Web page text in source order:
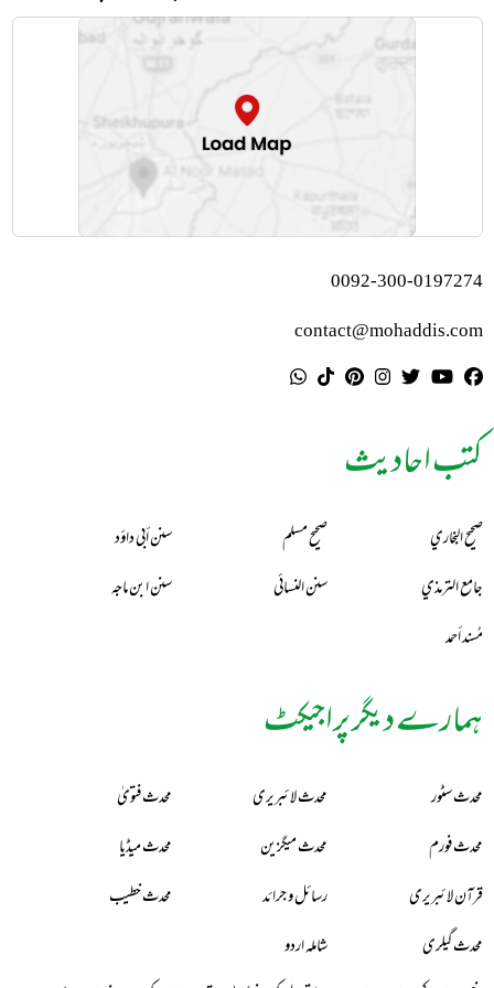
0092-300-0197274
contact@mohaddis.com
کتب احادیث
صحيح البخاري صحيح مسلم
سنن أبي داؤد
جامع الترمذي
سنن النسائي
سنن ابن ماجه
مُسند أحمد
ہمارے دیگر پراجیکٹ
محدث سٹور محدث لائبریری
محدث فتویٰ
محدث فورم
محدث میگزین
محدث میڈیا
قرآن لائبریری
رسائل و جرائد
محدث خطیب
محدث گیلری
شاملہ اردو